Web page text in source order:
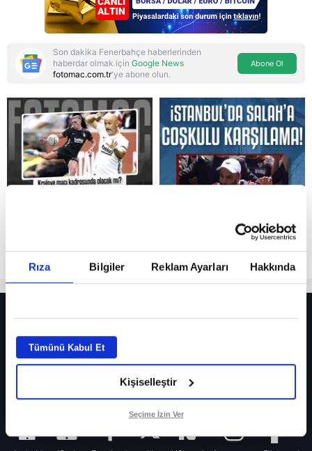
Rıza Bilgiler Reklam Ayarları Hakkında
Tümünü Kabul Et
Kişiselleştir
Seçime İzin Ver
Reddet
Son dakika Fenerbahçe haberlerinden
haberdar olmak için Google News
fotomac.com.tr'ye abone olun.
Abone Ol
Fenerbahçe’de sürpriz ayrılık ihtimali! Devre arasında gelmişti
Fenerbahçe’nin yeni transferi Mason Greenwood için olay sözler!
Galatasaray’da rota yeniden Thiago Almada!